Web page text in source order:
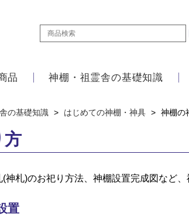
品 神棚・祖霊舎の基礎知識
の基礎知識 > はじめての神棚・神具 > 神棚の
方
神札)のお祀り方法、神棚設置完成図など
置